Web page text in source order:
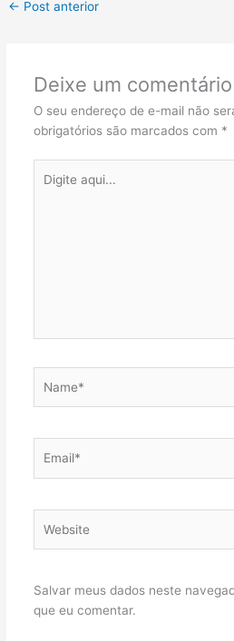
← Post anterior
Deixe um comentário
O seu endereço de e-mail não
obrigatórios são marcados com *
aqui...
Salvar meus dados neste
que eu comentar.